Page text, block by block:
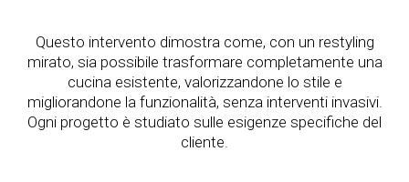
Questo intervento dimostra come, con un restyling
mirato, sia possibile trasformare completamente una
cucina esistente, valorizzandone lo stile e
migliorandone la funzionalità, senza interventi invasivi.
Ogni progetto è studiato sulle esigenze specifiche del
cliente.